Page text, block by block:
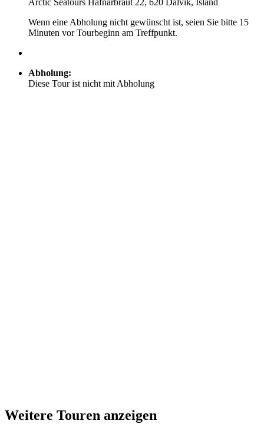
Arctic Seatours Hafnarbraut 22, 620 Dalvik, Island
Wenn eine Abholung nicht gewünscht ist, seien Sie bitte 15
Minuten vor Tourbeginn am Treffpunkt.
Abholung:
Diese Tour ist nicht mit Abholung
Weitere Touren anzeigen